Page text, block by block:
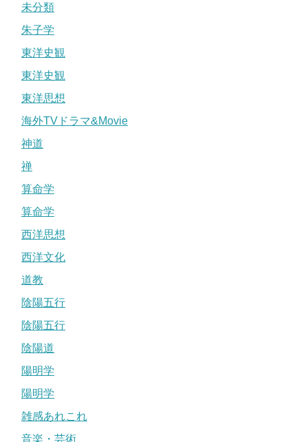
未分類
朱子学
東洋史観
東洋史観
東洋思想
海外TVドラマ&Movie
神道
禅
算命学
算命学
西洋思想
西洋文化
道教
陰陽五行
陰陽五行
陰陽道
陽明学
陽明学
雑感あれこれ
音楽・芸術